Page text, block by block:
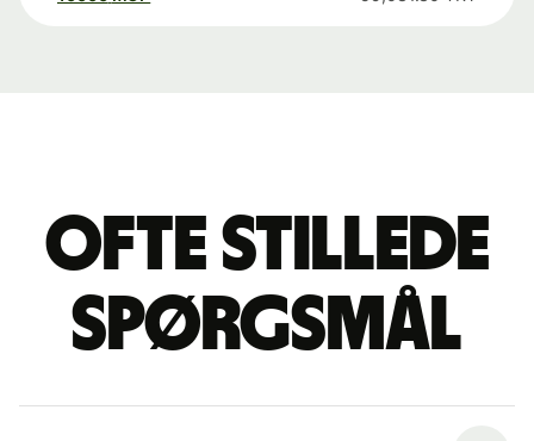
Ofte stillede
spørgsmål